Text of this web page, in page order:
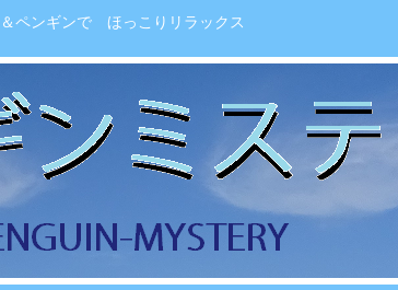
ペンギンで ほっこりリラックス